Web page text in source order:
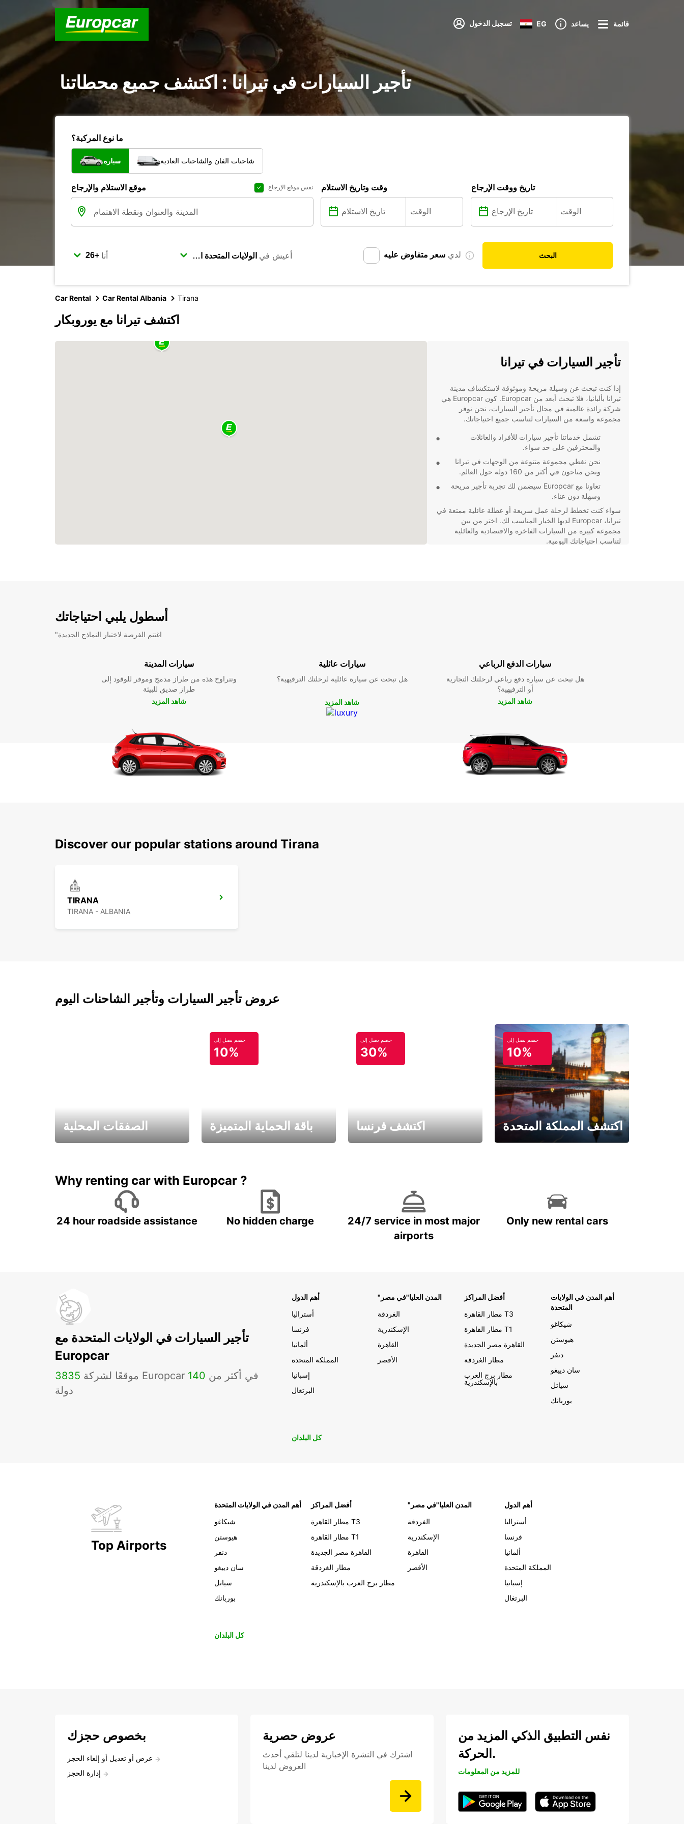
تسجيل الدخول EG يساعد قائمة
تأجير السيارات في تيرانا : اكتشف جميع محطاتنا
ما نوع المركبة؟
سيارة شاحنات الفان والشاحنات العادية
موقع الاستلام والإرجاع نفس موقع الإرجاع وقت وتاريخ الاستلام تاريخ ووقت الإرجاع
أنا أعيش في لدي سعر متفاوض عليه البحث
Car Rental Car Rental Albania Tirana
اكتشف تيرانا مع يوروبكار
تأجير السيارات في تيرانا
إذا كنت تبحث عن وسيلة مريحة وموثوقة لاستكشاف مدينة
تيرانا بألبانيا، فلا تبحث أبعد من Europcar. كون Europcar هي
شركة رائدة عالمية في مجال تأجير السيارات، نحن نوفر
مجموعة واسعة من السيارات لتناسب جميع احتياجاتك.
تشمل خدماتنا تأجير سيارات للأفراد والعائلات
والمحترفين على حد سواء.
نحن نغطي مجموعة متنوعة من الوجهات في تيرانا
ونحن متاحون في أكثر من 160 دولة حول العالم.
تعاونا مع Europcar سيضمن لك تجربة تأجير مريحة
وسهلة دون عناء.
سواء كنت تخطط لرحلة عمل سريعة أو عطلة عائلية ممتعة في
تيرانا، Europcar لديها الخيار المناسب لك. اختر من بين
مجموعة كبيرة من السيارات الفاخرة والاقتصادية والعائلية
لتناسب احتياجاتك اليومية.
أسطول يلبي احتياجاتك
"اغتنم الفرصة لاختبار النماذج الجديدة
سيارات المدينة
وتتراوح هذه من طراز مدمج وموفر للوقود إلى
طراز صديق للبيئة
شاهد المزيد
سيارات عائلية
هل تبحث عن سيارة عائلية لرحلتك الترفيهية؟
شاهد المزيد
سيارات الدفع الرباعي
هل تبحث عن سيارة دفع رباعي لرحلتك التجارية
أو الترفيهية؟
شاهد المزيد
Discover our popular stations around Tirana
TIRANA
TIRANA - ALBANIA
عروض تأجير السيارات وتأجير الشاحنات اليوم
الصفقات المحلية
خصم يصل إلى
10%
باقة الحماية المتميزة
خصم يصل إلى
30%
اكتشف فرنسا
خصم يصل إلى
10%
اكتشف المملكة المتحدة
Why renting car with Europcar ?
24 hour roadside assistance No hidden charge
24/7 service in most major
airports
Only new rental cars
تأجير السيارات في الولايات المتحدة مع
Europcar
3835 موقعًا لشركة Europcar في أكثر من 140
دولة
أهم الدول
أستراليا
فرنسا
ألمانيا
المملكة المتحدة
إسبانيا
البرتغال
"المدن العليا"في مصر
الغردقة
الإسكندرية
القاهرة
الأقصر
أفضل المراكز
مطار القاهرة T3
مطار القاهرة T1
القاهرة مصر الجديدة
مطار الغردقة
مطار برج العرب
بالإسكندرية
أهم المدن في الولايات
المتحدة
شيكاغو
هيوستن
دنفر
سان دييغو
سياتل
بوربانك
كل البلدان
Top Airports
أهم المدن في الولايات المتحدة
شيكاغو
هيوستن
دنفر
سان دييغو
سياتل
بوربانك
أفضل المراكز
مطار القاهرة T3
مطار القاهرة T1
القاهرة مصر الجديدة
مطار الغردقة
مطار برج العرب بالإسكندرية
"المدن العليا"في مصر
الغردقة
الإسكندرية
القاهرة
الأقصر
أهم الدول
أستراليا
فرنسا
ألمانيا
المملكة المتحدة
إسبانيا
البرتغال
كل البلدان
بخصوص حجزك
عرض أو تعديل أو إلغاء الحجز
إدارة الحجز
عروض حصرية
اشترك في النشرة الإخبارية لدينا لتلقي أحدث
العروض لدينا
نفس التطبيق الذكي المزيد من
الحركة.
للمزيد من المعلومات